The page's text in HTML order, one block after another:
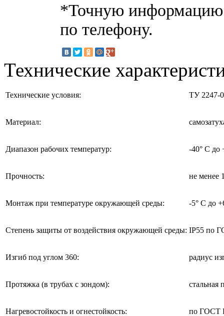
*Точную информацию
по телефону.
Технические
Технические условия: ТУ 2247-
Материал:
Диапазон рабочих температур: -40° C до
Прочность: не менее
Монтаж при температуре окружающей среды: -5° C до
Степень защиты от воздействия окружающей среды: IP55 по
Изгиб под углом 360: радиус
Протяжка (в трубах с зондом): стальная
Нагревостойкость и огнестойкость: по ГОСТ